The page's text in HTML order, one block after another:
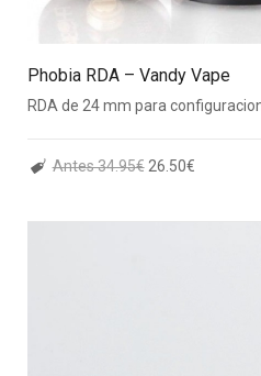
Phobia RDA – Vandy Vape
RDA de 24 mm para
Antes 34.95€ 26.50€